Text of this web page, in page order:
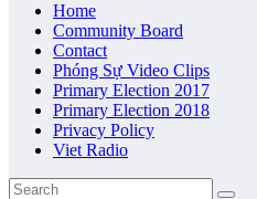
Home
Community Board
Contact
Phóng Sự Video Clips
Primary Election 2017
Primary Election 2018
Privacy Policy
Viet Radio